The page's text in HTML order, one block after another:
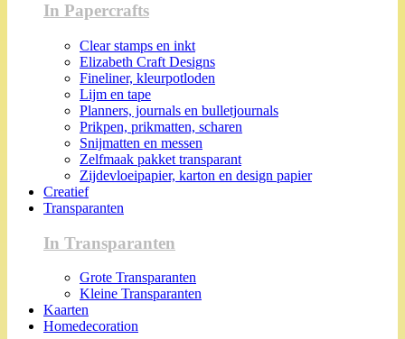
In Papercrafts
Clear stamps en inkt
Elizabeth Craft Designs
Fineliner, kleurpotloden
Lijm en tape
Planners, journals en bulletjournals
Prikpen, prikmatten, scharen
Snijmatten en messen
Zelfmaak pakket transparant
Zijdevloeipapier, karton en design papier
Creatief
Transparanten
In Transparanten
Grote Transparanten
Kleine Transparanten
Kaarten
Homedecoration